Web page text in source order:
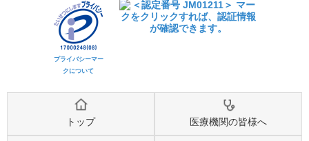
プライバシーマー
クについて
トップ 医療機関の皆様へ